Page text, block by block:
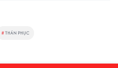
#THÁN PHỤC